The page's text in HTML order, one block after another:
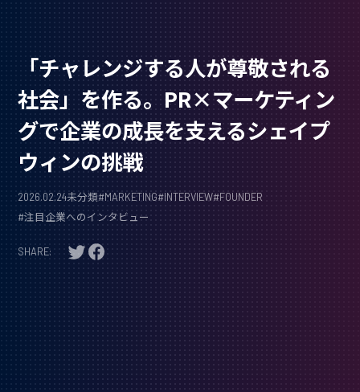
「チャレンジする人が尊敬される
社会」を作る。PR×マーケティン
グで企業の成長を支えるシェイプ
ウィンの挑戦
2026.02.24未分類#MARKETING#INTERVIEW#FOUNDER
#注目企業へのインタビュー
SHARE: